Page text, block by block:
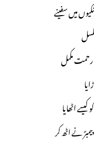
میں سفینے
رحمت مکمل
اٹھایا
نے اٹھ کر